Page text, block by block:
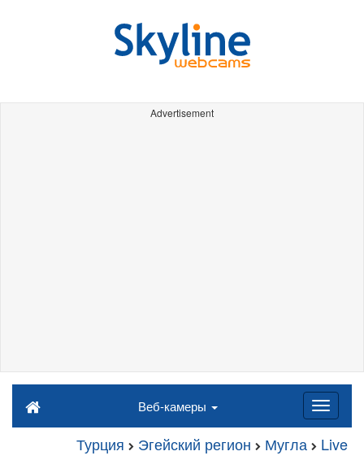
Advertisement
Веб-камеры
Турция Эгейский регион Мугла Live